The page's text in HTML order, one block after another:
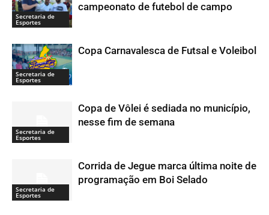
Secretaria de
Esportes
campeonato de futebol de campo
Secretaria de
Esportes
Copa Carnavalesca de Futsal e Voleibol
Secretaria de
Esportes
Copa de Vôlei é sediada no município,
nesse fim de semana
Secretaria de
Esportes
Corrida de Jegue marca última noite de
programação em Boi Selado